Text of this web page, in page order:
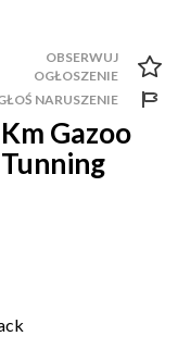
NARUSZENIE
Gazoo